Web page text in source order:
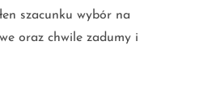
szacunku wybór na
oraz chwile zadumy i